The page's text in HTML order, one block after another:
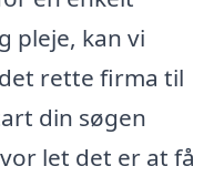
pleje, kan vi
rette firma til
din søgen
let det er at få